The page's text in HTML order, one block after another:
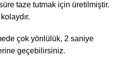
taze tutmak için üretilmiştir.
çok yönlülük, 2 saniye
geçebilirsiniz.